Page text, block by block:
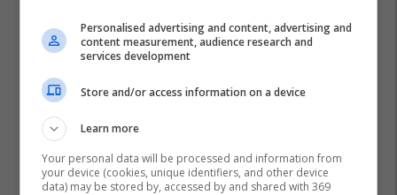
Personalised advertising and content, advertising and
content measurement, audience research and
services development
Store and/or access information on a device
Learn more
Your personal data will be processed and information from
your device (cookies, unique identifiers, and other device
data) may be stored by, accessed by and shared with 369